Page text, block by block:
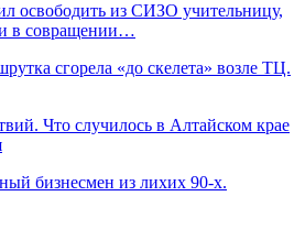
освободить из СИЗО учительницу,
в совращении…
сгорела «до скелета» возле ТЦ.
Что случилось в Алтайском крае
бизнесмен из лихих 90-х.